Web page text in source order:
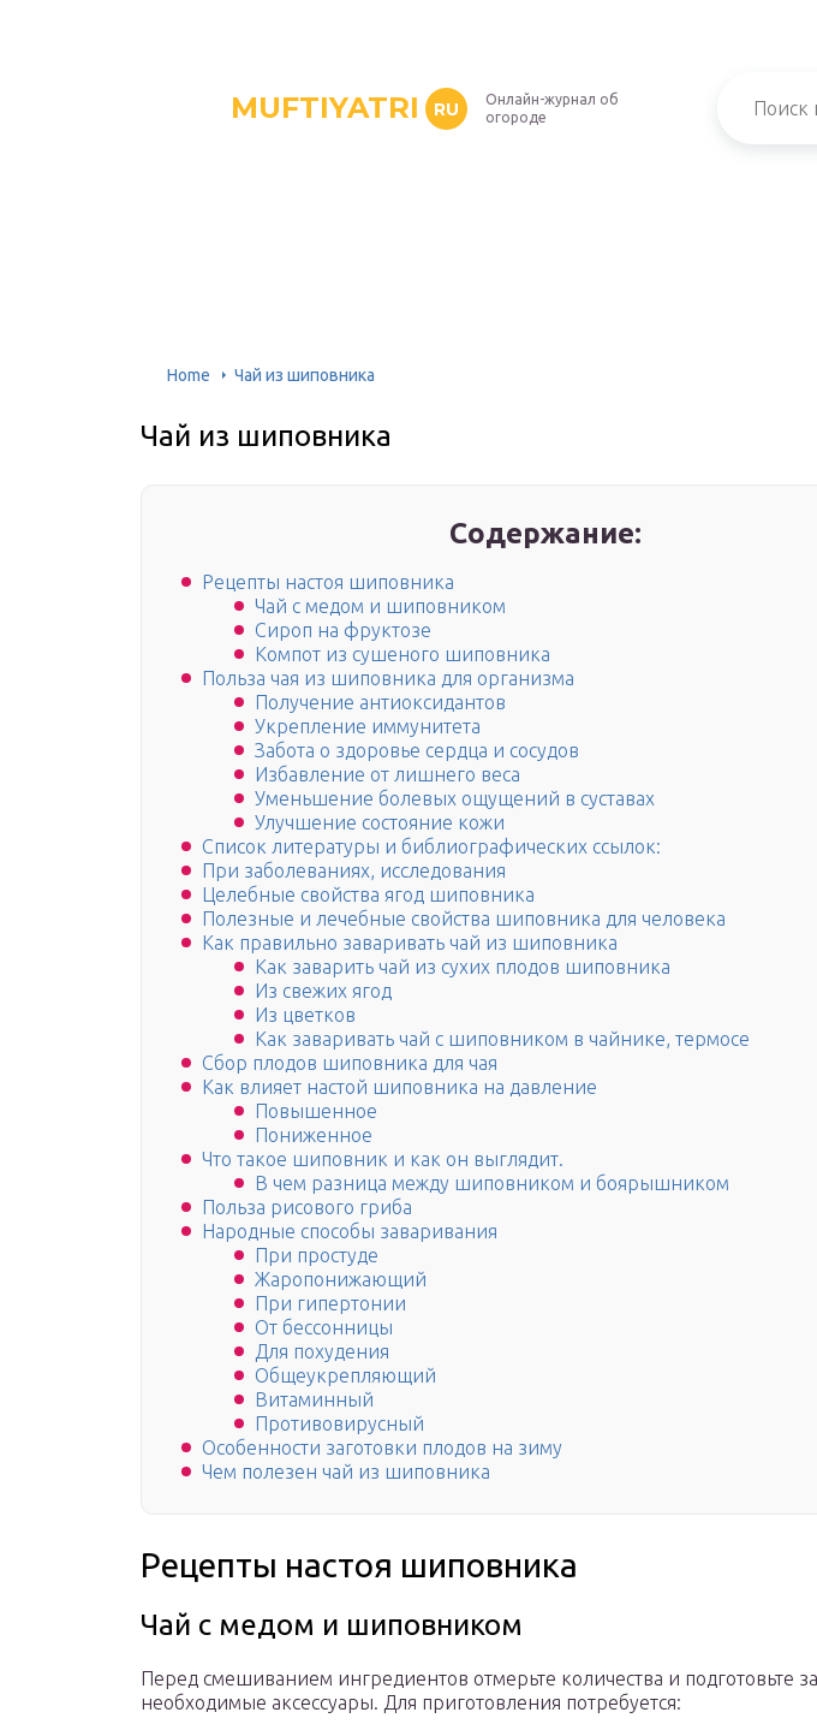
MUFTIYATRI RU
Онлайн-журнал об
огороде
Home Чай из шиповника
Чай из шиповника
Содержание:
Рецепты настоя шиповника
Чай с медом и шиповником
Сироп на фруктозе
Компот из сушеного шиповника
Польза чая из шиповника для организма
Получение антиоксидантов
Укрепление иммунитета
Забота о здоровье сердца и сосудов
Избавление от лишнего веса
Уменьшение болевых ощущений в суставах
Улучшение состояние кожи
Список литературы и библиографических ссылок:
При заболеваниях, исследования
Целебные свойства ягод шиповника
Полезные и лечебные свойства шиповника для человека
Как правильно заваривать чай из шиповника
Как заварить чай из сухих плодов шиповника
Из свежих ягод
Из цветков
Как заваривать чай с шиповником в чайнике, термосе
Сбор плодов шиповника для чая
Как влияет настой шиповника на давление
Повышенное
Пониженное
Что такое шиповник и как он выглядит.
В чем разница между шиповником и боярышником
Польза рисового гриба
Народные способы заваривания
При простуде
Жаропонижающий
При гипертонии
От бессонницы
Для похудения
Общеукрепляющий
Витаминный
Противовирусный
Особенности заготовки плодов на зиму
Чем полезен чай из шиповника
Рецепты настоя шиповника
Чай с медом и шиповником
Перед смешиванием ингредиентов отмерьте количества и подготовьте
необходимые аксессуары. Для приготовления потребуется: